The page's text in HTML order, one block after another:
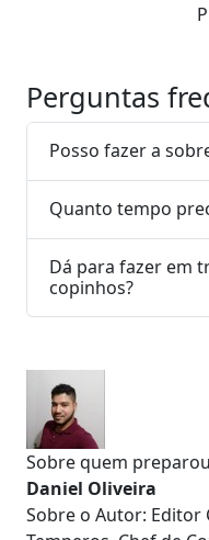
Perguntas
Posso fazer a
Quanto tempo
Dá para fazer em
copinhos?
Sobre quem
Daniel Oliveira
Sobre o Autor: Editor